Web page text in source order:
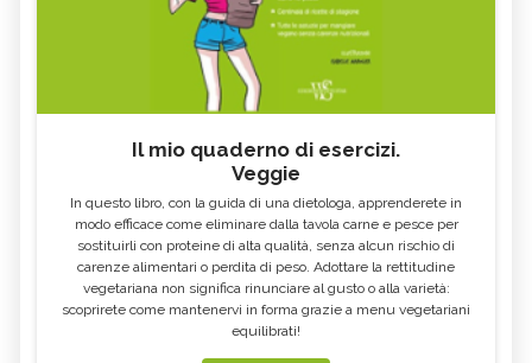
Il mio quaderno di esercizi.
Veggie
In questo libro, con la guida di una dietologa, apprenderete in
modo efficace come eliminare dalla tavola carne e pesce per
sostituirli con proteine di alta qualità, senza alcun rischio di
carenze alimentari o perdita di peso. Adottare la rettitudine
vegetariana non significa rinunciare al gusto o alla varietà:
scoprirete come mantenervi in forma grazie a menu vegetariani
equilibrati!